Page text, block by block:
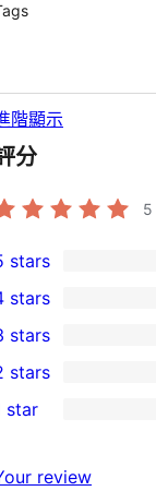
階顯示
分
5
stars
stars
stars
stars
star
review